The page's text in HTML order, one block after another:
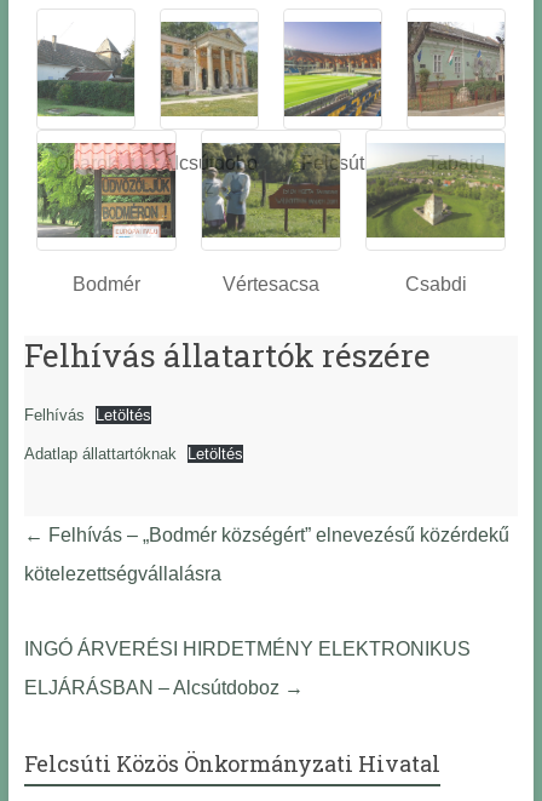
Óbarok
Alcsútdobo
z
Felcsút Tabajd
Bodmér Vértesacsa Csabdi
Felhívás állatartók részére
Felhívás Letöltés
Adatlap állattartóknak Letöltés
← Felhívás – „Bodmér községért” elnevezésű közérdekű
kötelezettségvállalásra
INGÓ ÁRVERÉSI HIRDETMÉNY ELEKTRONIKUS
ELJÁRÁSBAN – Alcsútdoboz →
Felcsúti Közös Önkormányzati Hivatal